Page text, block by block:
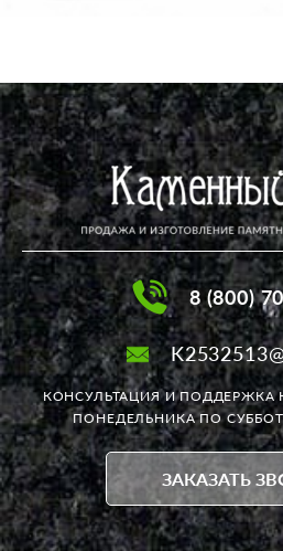
8 (800)
КОНСУЛЬТАЦИЯ И ПОДДЕРЖКА
ПОНЕДЕЛЬНИКА ПО
ЗАКАЗАТЬ